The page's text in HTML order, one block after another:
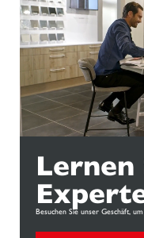
Lernen
Besuchen Sie unser Geschäft,